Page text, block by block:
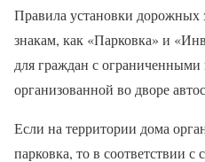
Правила установки дорожных
знакам, как «Парковка» и
для граждан с
организованной во дворе
Если на территории дома
парковка, то в соответствии